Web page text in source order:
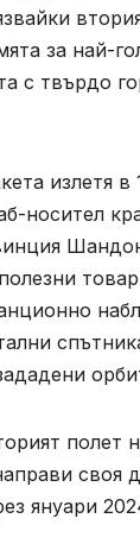
за най-
с твърдо
излетя в
носител
полет
своя
януари